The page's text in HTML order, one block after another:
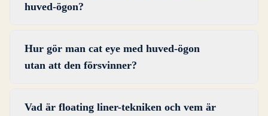
huved-ögon?
tekniken för huved-ögon. Applicera liner med
ögonen helt öppna och håll linjen så tunn som
Tightlining, att fylla mellan fransarna med en
Hur gör man cat eye med huved-ögon
utan att den försvinner?
ovanför den punkt där hudvecket viker sig ned.
Vad är floating liner-tekniken och vem är